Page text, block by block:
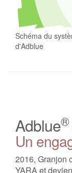
Schéma du
d'Adblue
Adblue®
Un
2016, Granjon
YARA et